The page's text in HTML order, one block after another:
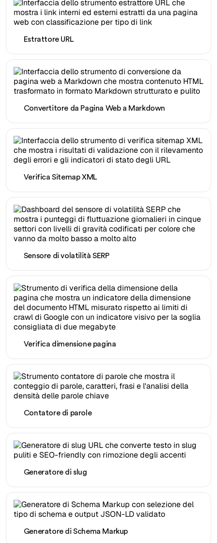
Estrattore URL
Convertitore da Pagina Web a Markdown
Verifica Sitemap XML
Sensore di volatilità SERP
Verifica dimensione pagina
Contatore di parole
Generatore di slug
Generatore di Schema Markup